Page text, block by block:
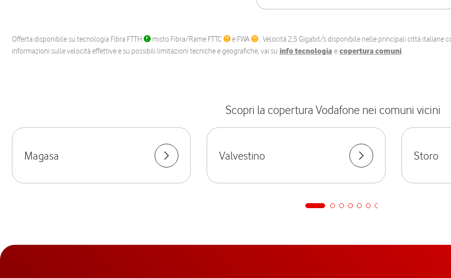
Offerta disponibile su tecnologia Fibra FTTH misto Fibra/Rame FTTC e FWA . Velocità 2,5 Gigabit/s disponibile nelle principali città italiane
informazioni sulle velocità effettive e su possibili limitazioni tecniche e geografiche, vai su info tecnologia e copertura comuni.
Scopri la copertura Vodafone nei comuni vicini
Magasa Valvestino Storo